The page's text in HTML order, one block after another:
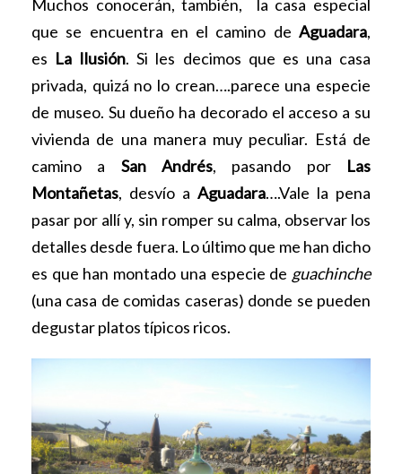
Muchos conocerán, también, la casa especial
que se encuentra en el camino de Aguadara,
es La Ilusión. Si les decimos que es una casa
privada, quizá no lo crean….parece una especie
de museo. Su dueño ha decorado el acceso a su
vivienda de una manera muy peculiar. Está de
camino a San Andrés, pasando por Las
Montañetas, desvío a Aguadara….Vale la pena
pasar por allí y, sin romper su calma, observar los
detalles desde fuera. Lo último que me han dicho
es que han montado una especie de guachinche
(una casa de comidas caseras) donde se pueden
degustar platos típicos ricos.